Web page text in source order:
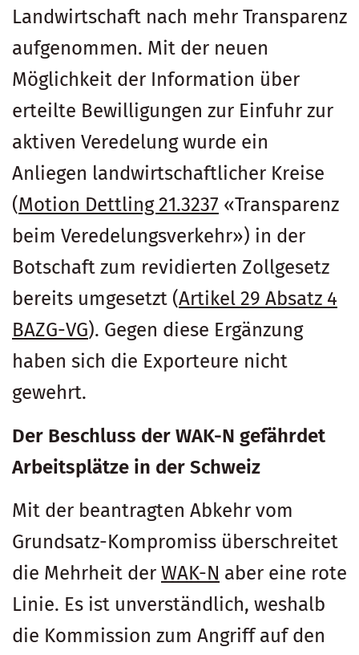
Landwirtschaft nach mehr Transparenz
aufgenommen. Mit der neuen
Möglichkeit der Information über
erteilte Bewilligungen zur Einfuhr zur
aktiven Veredelung wurde ein
Anliegen landwirtschaftlicher Kreise
(Motion Dettling 21.3237 «Transparenz
beim Veredelungsverkehr») in der
Botschaft zum revidierten Zollgesetz
bereits umgesetzt (Artikel 29 Absatz 4
BAZG-VG). Gegen diese Ergänzung
haben sich die Exporteure nicht
gewehrt.
Der Beschluss der WAK-N gefährdet
Arbeitsplätze in der Schweiz
Mit der beantragten Abkehr vom
Grundsatz-Kompromiss überschreitet
die Mehrheit der WAK-N aber eine rote
Linie. Es ist unverständlich, weshalb
die Kommission zum Angriff auf den